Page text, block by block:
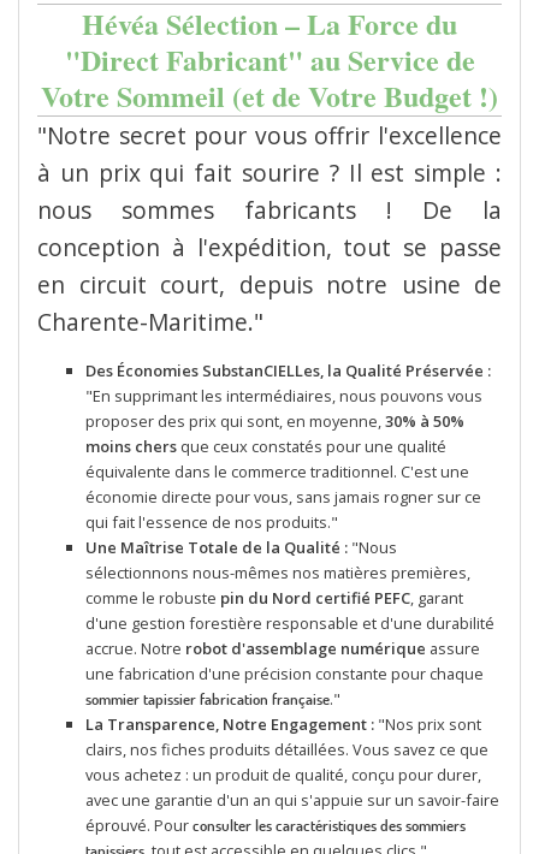
Hévéa Sélection – La Force du
"Direct Fabricant" au Service de
Votre Sommeil (et de Votre Budget !)
"Notre secret pour vous offrir l'excellence
à un prix qui fait sourire ? Il est simple :
nous sommes fabricants ! De la
conception à l'expédition, tout se passe
en circuit court, depuis notre usine de
Charente-Maritime."
Des Économies SubstanCIELLes, la Qualité Préservée :
"En supprimant les intermédiaires, nous pouvons vous
proposer des prix qui sont, en moyenne,30% à 50%
moins chers que ceux constatés pour une qualité
équivalente dans le commerce traditionnel. C'est une
économie directe pour vous, sans jamais rogner sur ce
qui fait l'essence de nos produits."
Une Maîtrise Totale de la Qualité : "Nous
sélectionnons nous-mêmes nos matières premières,
comme le robuste pin du Nord certifié PEFC, garant
d'une gestion forestière responsable et d'une durabilité
accrue. Notre robot d'assemblage numérique assure
une fabrication d'une précision constante pour chaque
sommier tapissier fabrication française."
La Transparence, Notre Engagement : "Nos prix sont
clairs, nos fiches produits détaillées. Vous savez ce que
vous achetez : un produit de qualité, conçu pour durer,
avec une garantie d'un an qui s'appuie sur un savoir-faire
éprouvé. Pourconsulter les caractéristiques des sommiers